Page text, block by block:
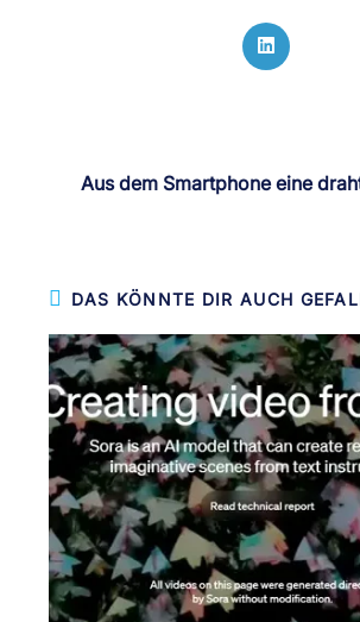
Öffnet
in
Artikel
ansehen
Aus dem Smartphone eine
DAS KÖNNTE DIR AUCH